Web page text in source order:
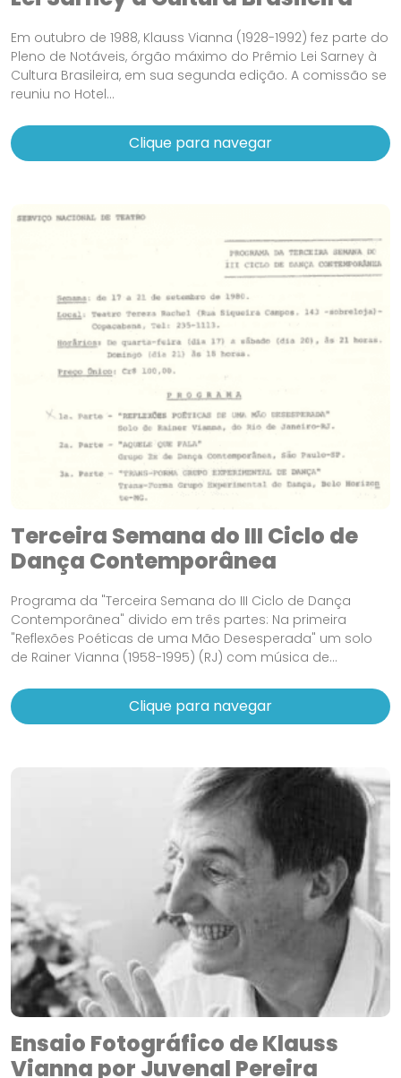
Em outubro de 1988, Klauss Vianna (1928-1992) fez parte do
Pleno de Notáveis, órgão máximo do Prêmio Lei Sarney à
Cultura Brasileira, em sua segunda edição. A comissão se
reuniu no Hotel...
Clique para navegar
Terceira Semana do III Ciclo de
Dança Contemporânea
Programa da "Terceira Semana do III Ciclo de Dança
Contemporânea" divido em três partes: Na primeira
"Reflexões Poéticas de uma Mão Desesperada" um solo
de Rainer Vianna (1958-1995) (RJ) com música de...
Clique para navegar
Ensaio Fotográfico de Klauss
Vianna por Juvenal Pereira